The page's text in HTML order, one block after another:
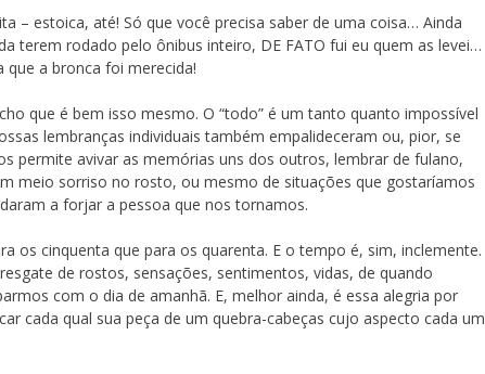
– estoica, até! Só que você precisa saber de uma coisa… Ainda
terem rodado pelo ônibus inteiro, DE FATO fui eu quem as levei…
que a bronca foi merecida!
que é bem isso mesmo. O “todo” é um tanto quanto impossível
lembranças individuais também empalideceram ou, pior, se
permite avivar as memórias uns dos outros, lembrar de fulano,
meio sorriso no rosto, ou mesmo de situações que gostaríamos
a forjar a pessoa que nos tornamos.
os cinquenta que para os quarenta. E o tempo é, sim, inclemente.
de rostos, sensações, sentimentos, vidas, de quando
com o dia de amanhã. E, melhor ainda, é essa alegria por
cada qual sua peça de um quebra-cabeças cujo aspecto cada um